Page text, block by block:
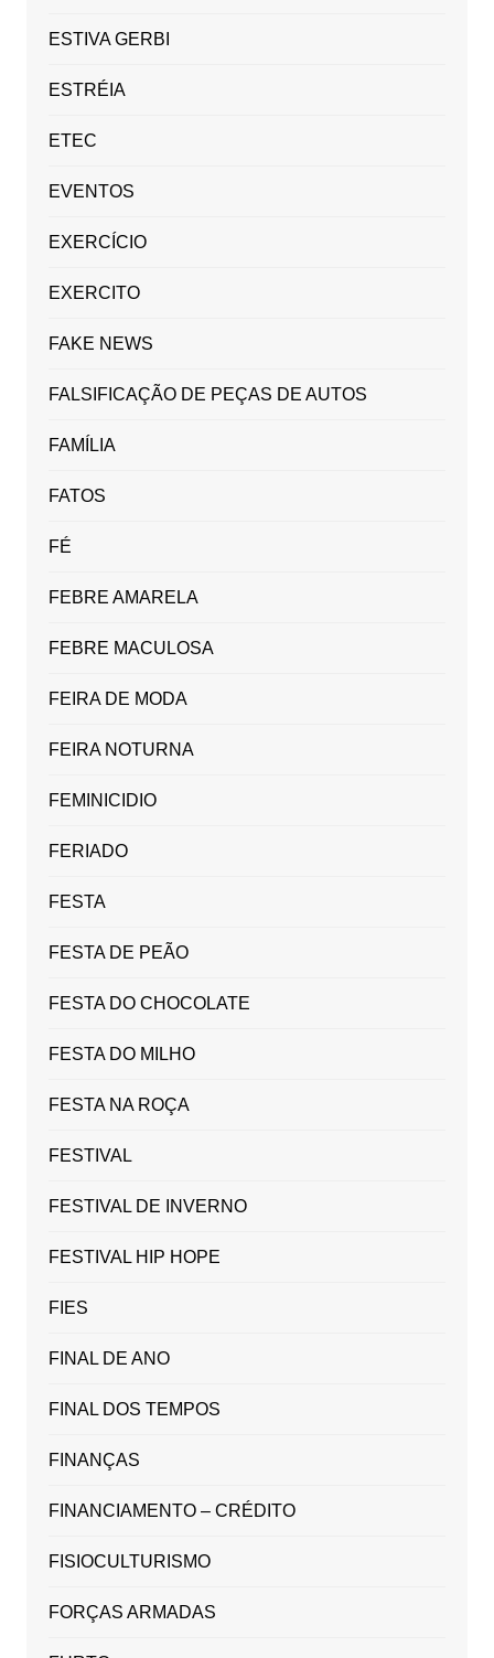
ESTIVA GERBI
ESTRÉIA
ETEC
EVENTOS
EXERCÍCIO
EXERCITO
FAKE NEWS
FALSIFICAÇÃO DE PEÇAS DE AUTOS
FAMÍLIA
FATOS
FÉ
FEBRE AMARELA
FEBRE MACULOSA
FEIRA DE MODA
FEIRA NOTURNA
FEMINICIDIO
FERIADO
FESTA
FESTA DE PEÃO
FESTA DO CHOCOLATE
FESTA DO MILHO
FESTA NA ROÇA
FESTIVAL
FESTIVAL DE INVERNO
FESTIVAL HIP HOPE
FIES
FINAL DE ANO
FINAL DOS TEMPOS
FINANÇAS
FINANCIAMENTO – CRÉDITO
FISIOCULTURISMO
FORÇAS ARMADAS